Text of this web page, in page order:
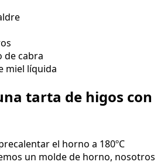
de cabra
miel líquida
tarta de higos con
el horno a 180ºC
un molde de horno, nosotros